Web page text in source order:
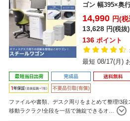
ゴン 幅395×奥
ワゴ...
14,990 円(
13,628 円(税抜)
136 ポイント
最短 08/17(月)
ファイルや書類、デスク周りをまとめて整理!3
移動ラクラク!全段を一括で施錠できるオ